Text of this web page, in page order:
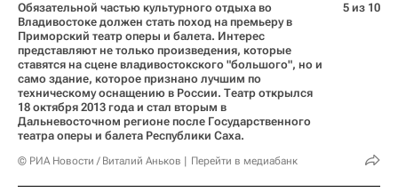
Обязательной частью культурного отдыха во
Владивостоке должен стать поход на премьеру в
Приморский театр оперы и балета. Интерес
представляют не только произведения, которые
ставятся на сцене владивостокского "большого", но и
само здание, которое признано лучшим по
техническому оснащению в России. Театр открылся
18 октября 2013 года и стал вторым в
Дальневосточном регионе после Государственного
театра оперы и балета Республики Саха.
© РИА Новости / Виталий Аньков Перейти в медиабанк
5 из 10